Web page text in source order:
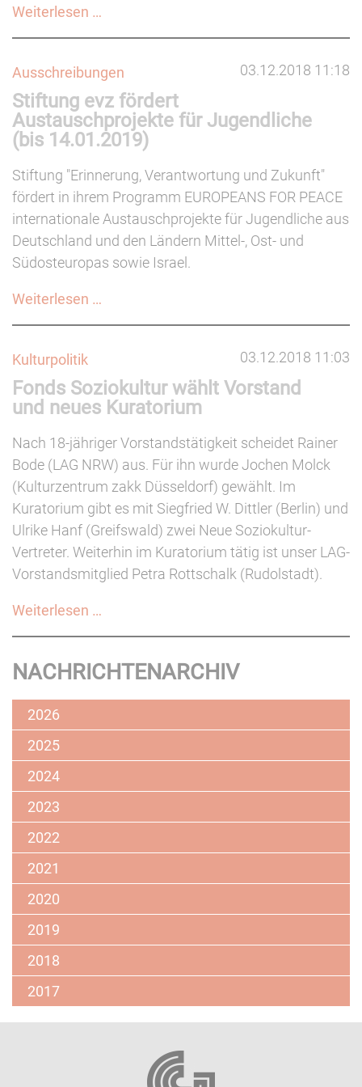
Weiterlesen …
Personen
von
Veranstaltungen
ausgeschlossen
03.12.2018 11:18
Ausschreibungen
Stiftung evz fördert
Austauschprojekte für Jugendliche
(bis 14.01.2019)
Stiftung "Erinnerung, Verantwortung und Zukunft"
fördert in ihrem Programm EUROPEANS FOR PEACE
internationale Austauschprojekte für Jugendliche aus
Deutschland und den Ländern Mittel-, Ost- und
Südosteuropas sowie Israel.
Weiterlesen …
für
Jugendliche
14.01.2019)
03.12.2018 11:03
Kulturpolitik
Fonds Soziokultur wählt Vorstand
und neues Kuratorium
Nach 18-jähriger Vorstandstätigkeit scheidet Rainer
Bode (LAG NRW) aus. Für ihn wurde Jochen Molck
(Kulturzentrum zakk Düsseldorf) gewählt. Im
Kuratorium gibt es mit Siegfried W. Dittler (Berlin) und
Ulrike Hanf (Greifswald) zwei Neue Soziokultur-
Vertreter. Weiterhin im Kuratorium tätig ist unser LAG-
Vorstandsmitglied Petra Rottschalk (Rudolstadt).
Weiterlesen …
Vorstand
und
NACHRICHTENARCHIV
2026
2025
2024
2023
2022
2021
2020
2019
2018
2017